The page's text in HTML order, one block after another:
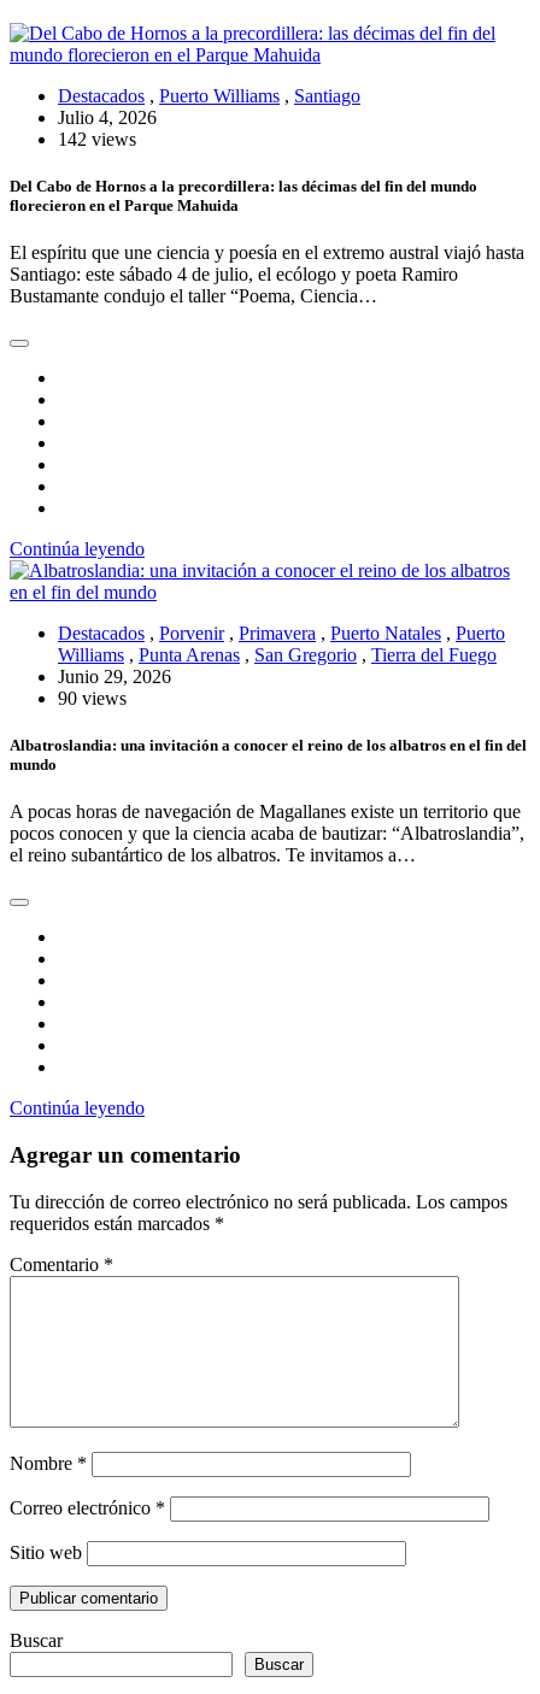
Destacados , Puerto Williams , Santiago
Julio 4, 2026
142 views
Del Cabo de Hornos a la precordillera: las décimas del fin del mundo
florecieron en el Parque Mahuida
El espíritu que une ciencia y poesía en el extremo austral viajó hasta
Santiago: este sábado 4 de julio, el ecólogo y poeta Ramiro
Bustamante condujo el taller “Poema, Ciencia…
Continúa leyendo
Destacados , Porvenir, Primavera , Puerto Natales , Puerto
Williams , Punta Arenas , San Gregorio , Tierra del Fuego
Junio 29, 2026
90 views
Albatroslandia: una invitación a conocer el reino de los albatros en el fin del
mundo
A pocas horas de navegación de Magallanes existe un territorio que
pocos conocen y que la ciencia acaba de bautizar: “Albatroslandia”,
el reino subantártico de los albatros. Te invitamos a…
Continúa leyendo
Agregar un comentario
Tu dirección de correo electrónico no será publicada. Los campos
requeridos están marcados *
Comentario *
Nombre *
Correo electrónico *
Sitio web
Buscar
Buscar